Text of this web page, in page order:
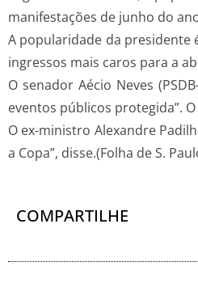
manifestações de junho do
A popularidade da presidente
ingressos mais caros para a
O senador Aécio Neves
eventos públicos protegida”.
O ex-ministro Alexandre
a Copa”, disse.(Folha de S.
COMPARTILHE